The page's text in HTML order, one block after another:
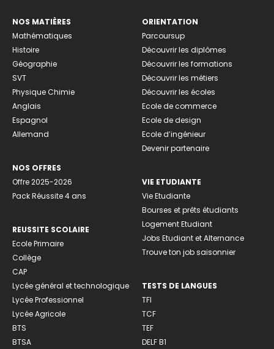
NOS MATIÈRES
Mathématiques
Histoire
Géographie
SVT
Physique Chimie
Anglais
Espagnol
Allemand
NOS OFFRES
Offre 2025-2026
Pack Réussite 4 ans
REUSSITE SCOLAIRE
Ecole Primaire
Collège
CAP
Lycée général et technologique
Lycée Professionnel
Lycée Agricole
BTS
BTSA
ORIENTATION
Parcoursup
Découvrir les diplômes
Découvrir les formations
Découvrir les métiers
Découvrir les écoles
Ecole de commerce
Ecole de design
Ecole d’ingénieur
Devenir partenaire
VIE ETUDIANTE
Vie Etudiante
Bourses et prêts étudiants
Logement Etudiant
Jobs Etudiant et Alternance
Trouve ton job saisonnier
TESTS DE LANGUES
TFI
TCF
TEF
DELF B1